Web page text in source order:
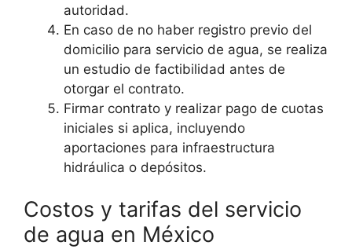
autoridad.
En caso de no haber registro previo del
domicilio para servicio de agua, se realiza
un estudio de factibilidad antes de
otorgar el contrato.
Firmar contrato y realizar pago de cuotas
iniciales si aplica, incluyendo
aportaciones para infraestructura
hidráulica o depósitos.
Costos y tarifas del servicio
de agua en México